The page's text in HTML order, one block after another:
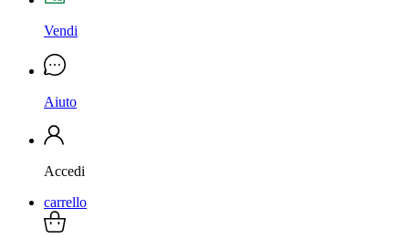
Vendi
Aiuto
Accedi
carrello